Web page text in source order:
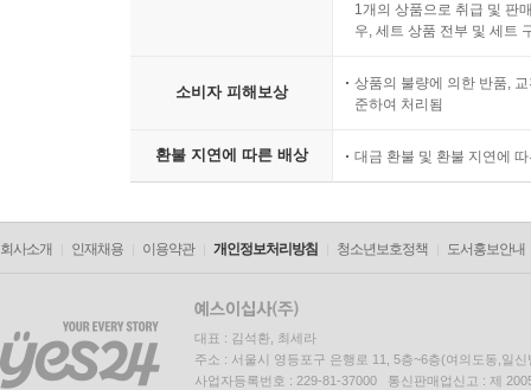
1개의 상품으로 취급 및 판
우, 세트 상품 전부 및 세트
소비자 피해보상
상품의 불량에 의한 반품,
준하여 처리됨
환불 지연에 따른 배상 대금 환불 및 환불 지연에
회사소개 인재채용 이용약관 개인정보처리방침 청소년보호정책 도서홍보안내
대표 : 김석환, 최세라
주소 : 서울시 영등포구 은행로 11, 5층~6층(여의도동,일신
사업자등록번호 : 229-81-37000 통신판매업신고 : 제